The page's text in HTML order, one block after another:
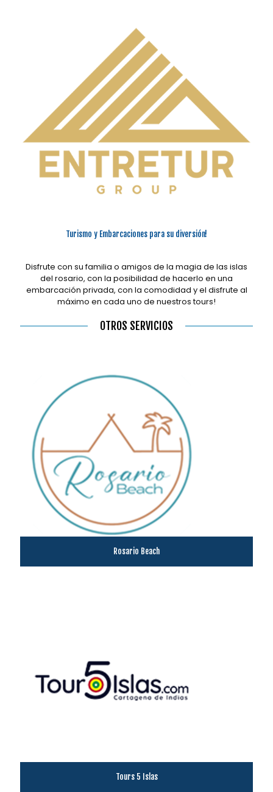
Turismo y Embarcaciones para su diversión!
Disfrute con su familia o amigos de la magia de las islas
del rosario, con la posibilidad de hacerlo en una
embarcación privada, con la comodidad y el disfrute al
máximo en cada uno de nuestros tours!
OTROS SERVICIOS
Rosario Beach
Tours 5 Islas